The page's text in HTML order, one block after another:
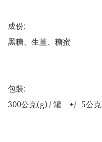
成份:
黑糖、生薑、糖蜜
包裝:
300公克(g) / 罐　+/- 5公克